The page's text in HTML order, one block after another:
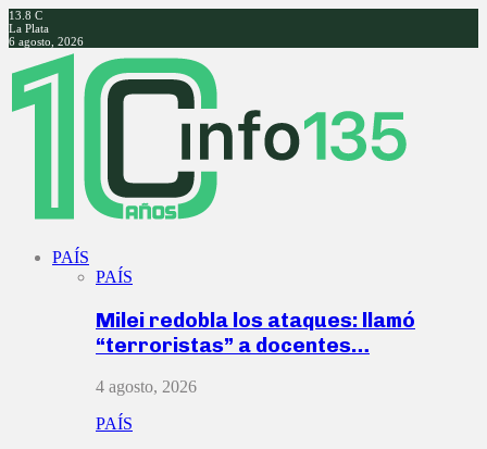
13.8 C
La Plata
6 agosto, 2026
Facebook
Twitter
Instagram
Youtube
PAÍS
PAÍS
Milei redobla los ataques: llamó
“terroristas” a docentes…
4 agosto, 2026
PAÍS